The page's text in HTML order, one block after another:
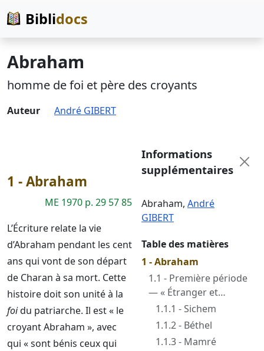
Biblidocs
Abraham
homme de foi et père des croyants
Auteur André GIBERT
1 - Abraham
ME 1970 p. 29 57 85
L’Écriture relate la vie
d’Abraham pendant les cent
ans qui vont de son départ
de Charan à sa mort. Cette
histoire doit son unité à la
foidu patriarche. Il est « le
croyant Abraham », avec
qui « sont bénis ceux qui
Informations
supplémentaires
Abraham, André
GIBERT
Table des matières
1 - Abraham
1.1 - Première période
— « Étranger et
Forain sur la terre » —
Genèse 12 à 14
1.1.1 - Sichem
1.1.2 - Béthel
1.1.3 - Mamré